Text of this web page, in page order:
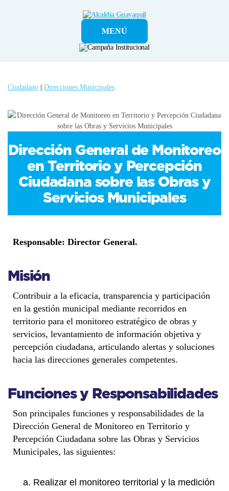
Alcaldía
GuayaquilMENÚ
Ciudadano Direcciones Municipales
Dirección General de Monitoreo
en Territorio y Percepción
Ciudadana sobre las Obras y
Servicios Municipales
Responsable: Director General.
Misión
Contribuir a la eficacia, transparencia y participación
en la gestión municipal mediante recorridos en
territorio para el monitoreo estratégico de obras y
servicios, levantamiento de información objetiva y
percepción ciudadana, articulando alertas y soluciones
hacia las direcciones generales competentes.
Funciones y Responsabilidades
Son principales funciones y responsabilidades de la
Dirección General de Monitoreo en Territorio y
Percepción Ciudadana sobre las Obras y Servicios
Municipales, las siguientes:
Realizar el monitoreo territorial y la medición